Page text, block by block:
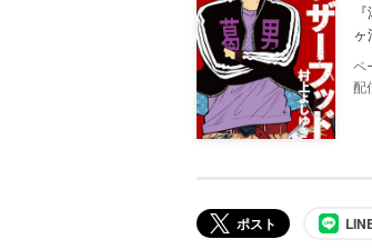
配
ポスト